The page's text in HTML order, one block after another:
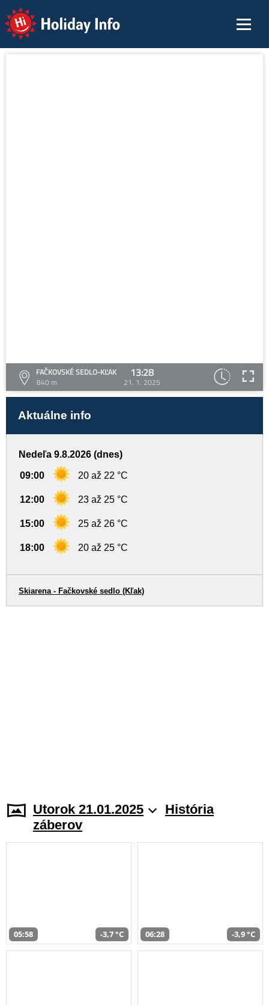
Holiday Info
FAČKOVSKÉ SEDLO-KĽAK
840 m
13:28
21. 1. 2025
Aktuálne info
Nedeľa 9.8.2026 (dnes)
09:00 20 až 22 °C
12:00 23 až 25 °C
15:00 25 až 26 °C
18:00 20 až 25 °C
Skiarena - Fačkovské sedlo (Kľak)
Utorok 21.01.2025
História
záberov
05:58 -3,7 °C 06:28 -3,9 °C